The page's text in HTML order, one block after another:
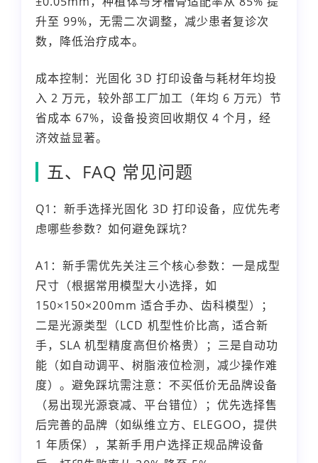
升至 99%，无需二次调整，减少患者复诊次
数，降低治疗成本。
成本控制：光固化 3D 打印设备与耗材年均投
入 2 万元，较外部工厂加工（年均 6 万元）节
省成本 67%，设备投资回收期仅 4 个月，经
济效益显著。
五、FAQ 常见问题
Q1：新手选择光固化 3D 打印设备，应优先考
虑哪些参数？如何避免踩坑？
A1：新手需优先关注三个核心参数：一是成型
尺寸（根据常用模型大小选择，如
150×150×200mm 适合手办、齿科模型）；
二是光源类型（LCD 机型性价比高，适合新
手，SLA 机型精度高但价格贵）；三是自动功
能（如自动调平、树脂液位检测，减少操作难
度）。避免踩坑需注意：不买低价无品牌设备
（易出现光源衰减、平台错位）；优先选择售
后完善的品牌（如纵维立方、ELEGOO，提供
1 年质保），某新手用户选择正规品牌设备